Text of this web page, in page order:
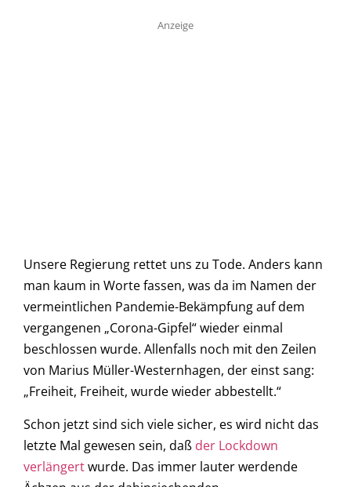
Anzeige
Unsere Regierung rettet uns zu Tode. Anders kann
man kaum in Worte fassen, was da im Namen der
vermeintlichen Pandemie-Bekämpfung auf dem
vergangenen „Corona-Gipfel“ wieder einmal
beschlossen wurde. Allenfalls noch mit den Zeilen
von Marius Müller-Westernhagen, der einst sang:
„Freiheit, Freiheit, wurde wieder abbestellt.“
Schon jetzt sind sich viele sicher, es wird nicht das
letzte Mal gewesen sein, daß der Lockdown
verlängertwurde. Das immer lauter werdende